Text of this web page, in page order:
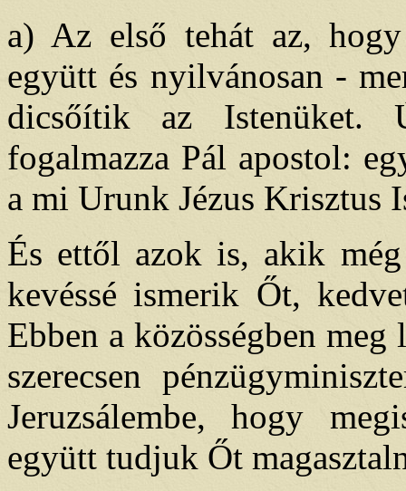
a) Az első tehát az,
együtt és nyilvánosan -
dicsőítik az Istenüket.
fogalmazza Pál apostol:
a mi Urunk Jézus Krisztus
És ettől azok is, akik
kevéssé ismerik Őt,
Ebben a közösségben
szerecsen
Jeruzsálembe, hogy
együtt tudjuk Őt